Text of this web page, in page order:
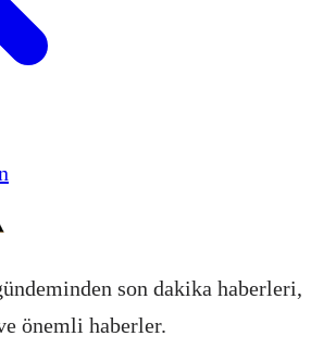
son dakika haberleri,
önemli haberler.